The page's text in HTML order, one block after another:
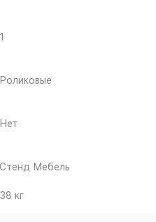
1
Роликовые
Нет
Стенд Мебель
38 кг